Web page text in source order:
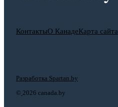
КонтактыО КанадеКарта сайта
© 2026 canada.by
Разработка Spartan.by